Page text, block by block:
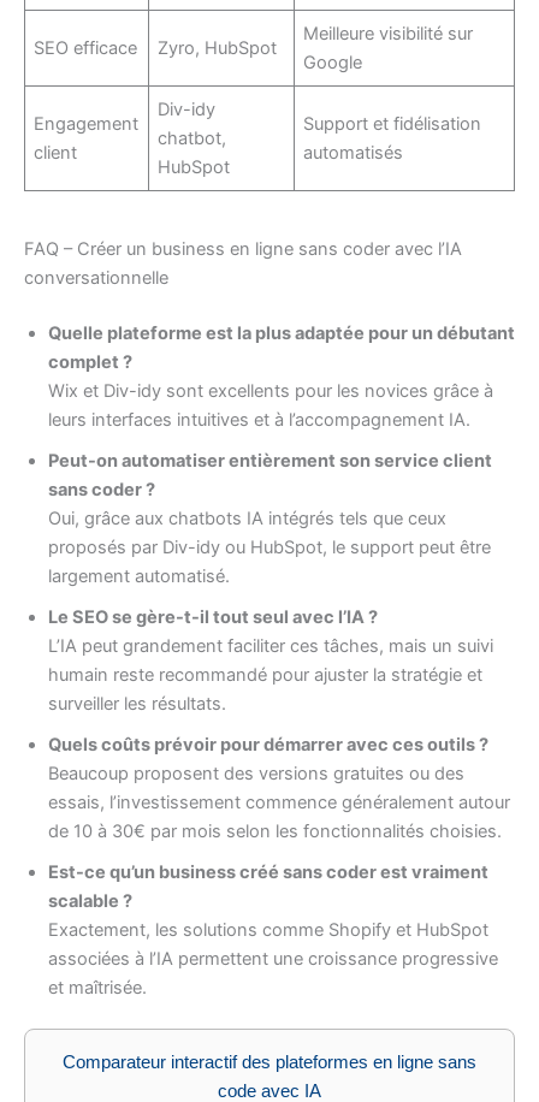
SEO efficace Zyro, HubSpot
Meilleure visibilité sur
Google
Engagement
client
Div-idy
chatbot,
HubSpot
Support et fidélisation
automatisés
FAQ – Créer un business en ligne sans coder avec l’IA
conversationnelle
Quelle plateforme est la plus adaptée pour un débutant
complet ?
Wix et Div-idy sont excellents pour les novices grâce à
leurs interfaces intuitives et à l’accompagnement IA.
Peut-on automatiser entièrement son service client
sans coder ?
Oui, grâce aux chatbots IA intégrés tels que ceux
proposés par Div-idy ou HubSpot, le support peut être
largement automatisé.
Le SEO se gère-t-il tout seul avec l’IA ?
L’IA peut grandement faciliter ces tâches, mais un suivi
humain reste recommandé pour ajuster la stratégie et
surveiller les résultats.
Quels coûts prévoir pour démarrer avec ces outils ?
Beaucoup proposent des versions gratuites ou des
essais, l’investissement commence généralement autour
de 10 à 30€ par mois selon les fonctionnalités choisies.
Est-ce qu’un business créé sans coder est vraiment
scalable ?
Exactement, les solutions comme Shopify et HubSpot
associées à l’IA permettent une croissance progressive
et maîtrisée.
Comparateur interactif des plateformes en ligne sans
code avec IA